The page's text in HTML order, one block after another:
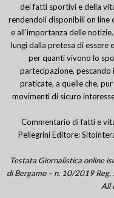
dei fatti sportivi e della
rendendoli disponibili on line
e all’importanza delle
lungi dalla pretesa di essere
per quanti vivono lo
partecipazione,
praticate, a quelle che,
movimenti di sicuro
Commentario di fatti e
Pellegrini Editore:
Testata Giornalistica online
di Bergamo – n. 10/2019
All